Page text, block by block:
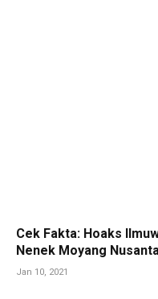
Cek Fakta: Hoaks
Nenek Moyang
Jan 10, 2021